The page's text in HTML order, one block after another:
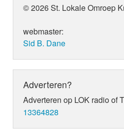
© 2026 St. Lokale Omroep
webmaster:
Sid B. Dane
Adverteren?
Adverteren op LOK radio of
13364828